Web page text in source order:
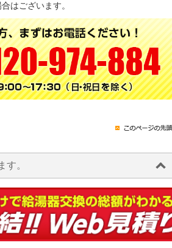
はございます。
す。